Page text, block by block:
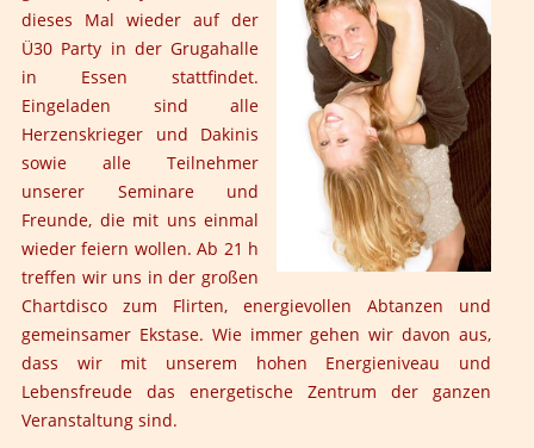
dieses Mal wieder auf der
Ü30 Party in der Grugahalle
in Essen stattfindet.
Eingeladen sind alle
Herzenskrieger und Dakinis
sowie alle Teilnehmer
unserer Seminare und
Freunde, die mit uns einmal
wieder feiern wollen. Ab 21 h
treffen wir uns in der großen
Chartdisco zum Flirten, energievollen Abtanzen und
gemeinsamer Ekstase. Wie immer gehen wir davon aus,
dass wir mit unserem hohen Energieniveau und
Lebensfreude das energetische Zentrum der ganzen
Veranstaltung sind.